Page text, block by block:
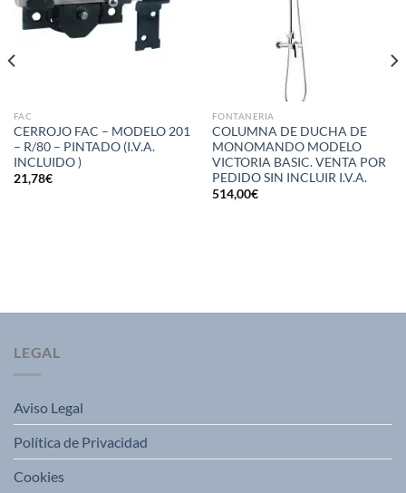
FAC
CERROJO FAC – MODELO 201
– R/80 – PINTADO (I.V.A.
INCLUIDO )
21,78€
FONTANERIA
COLUMNA DE DUCHA DE
MONOMANDO MODELO
VICTORIA BASIC. VENTA POR
PEDIDO SIN INCLUIR I.V.A.
514,00€
LEGAL
Aviso Legal
Política de Privacidad
Cookies